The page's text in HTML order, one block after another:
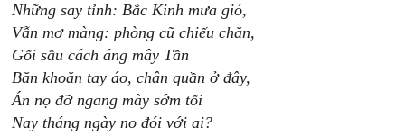
Những say tỉnh: Bắc Kinh mưa gió,
Vẫn mơ màng: phòng cũ chiếu chăn,
Gối sầu cách áng mây Tần
Băn khoăn tay áo, chân quần ở đây,
Án nọ đỡ ngang mày sớm tối
Nay tháng ngày no đói với ai?